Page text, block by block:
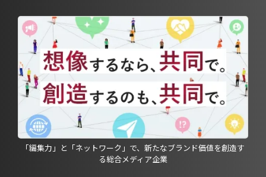
「編集力」と「ネットワーク」で、新たなブランド価値を創造す
る総合メディア企業